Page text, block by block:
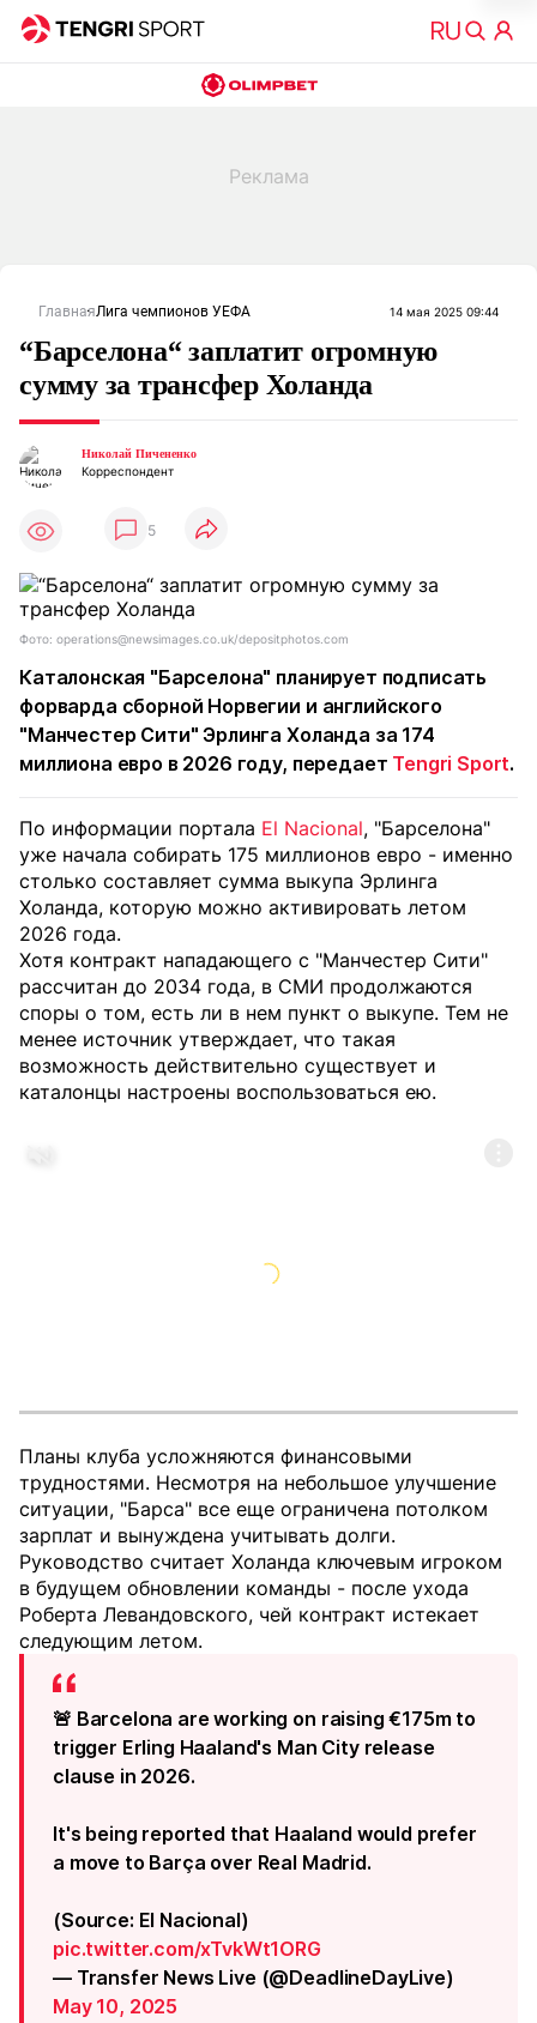
ГлавнаяЛига чемпионов УЕФА 14 мая 2025 09:44
“Барселона“ заплатит огромную
сумму за трансфер Холанда
Николай Пичененко
Корреспондент
5
Фото: operations@newsimages.co.uk/depositphotos.com
Каталонская "Барселона" планирует подписать
форварда сборной Норвегии и английского
"Манчестер Сити" Эрлинга Холанда за 174
миллиона евро в 2026 году, передает Tengri Sport.
По информации портала El Nacional, "Барселона"
уже начала собирать 175 миллионов евро - именно
столько составляет сумма выкупа Эрлинга
Холанда, которую можно активировать летом
2026 года.
Хотя контракт нападающего с "Манчестер Сити"
рассчитан до 2034 года, в СМИ продолжаются
споры о том, есть ли в нем пункт о выкупе. Тем не
менее источник утверждает, что такая
возможность действительно существует и
каталонцы настроены воспользоваться ею.
Планы клуба усложняются финансовыми
трудностями. Несмотря на небольшое улучшение
ситуации, "Барса" все еще ограничена потолком
зарплат и вынуждена учитывать долги.
Руководство считает Холанда ключевым игроком
в будущем обновлении команды - после ухода
Роберта Левандовского, чей контракт истекает
следующим летом.
🚨 Barcelona are working on raising €175m to
trigger Erling Haaland's Man City release
clause in 2026.
It's being reported that Haaland would prefer
a move to Barça over Real Madrid.
(Source: El Nacional)
pic.twitter.com/xTvkWt1ORG
— Transfer News Live (@DeadlineDayLive)
May 10, 2025